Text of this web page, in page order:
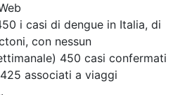
i casi di dengue in Italia, di
con nessun
450 casi confermati
associati a viaggi